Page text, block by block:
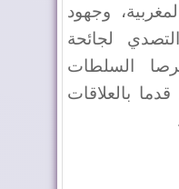
وجهود
لجائحة
حرصا السلطات
بالعلاقات